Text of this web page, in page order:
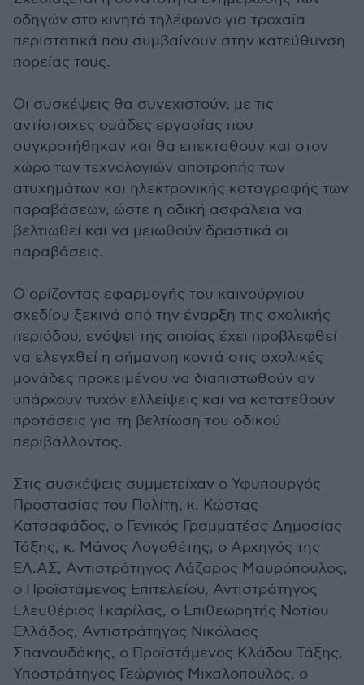
οδηγών στο κινητό τηλέφωνο για τροχαία
περιστατικά που συμβαίνουν στην κατεύθυνση
πορείας τους.
Οι συσκέψεις θα συνεχιστούν, με τις
αντίστοιχες ομάδες εργασίας που
συγκροτήθηκαν και θα επεκταθούν και στον
χώρο των τεχνολογιών αποτροπής των
ατυχημάτων και ηλεκτρονικής καταγραφής των
παραβάσεων, ώστε η οδική ασφάλεια να
βελτιωθεί και να μειωθούν δραστικά οι
παραβάσεις.
Ο ορίζοντας εφαρμογής του καινούργιου
σχεδίου ξεκινά από την έναρξη της σχολικής
περιόδου, ενόψει της οποίας έχει προβλεφθεί
να ελεγχθεί η σήμανση κοντά στις σχολικές
μονάδες προκειμένου να διαπιστωθούν αν
υπάρχουν τυχόν ελλείψεις και να κατατεθούν
προτάσεις για τη βελτίωση του οδικού
περιβάλλοντος.
Στις συσκέψεις συμμετείχαν ο Υφυπουργός
Προστασίας του Πολίτη, κ. Κώστας
Κατσαφάδος, ο Γενικός Γραμματέας Δημοσίας
Τάξης, κ. Μάνος Λογοθέτης, ο Αρχηγός της
ΕΛ.ΑΣ, Αντιστράτηγος Λάζαρος Μαυρόπουλος,
ο Προϊστάμενος Επιτελείου, Αντιστράτηγος
Ελευθέριος Γκαρίλας, ο Επιθεωρητής Νοτίου
Ελλάδος, Αντιστράτηγος Νικόλαος
Σπανουδάκης, ο Προϊστάμενος Κλάδου Τάξης,
Υποστράτηγος Γεώργιος Μιχαλοπουλος, ο